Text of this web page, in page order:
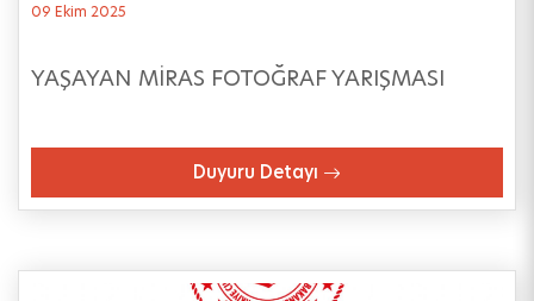
09 Ekim 2025
YAŞAYAN MİRAS FOTOĞRAF YARIŞMASI
Duyuru Detayı